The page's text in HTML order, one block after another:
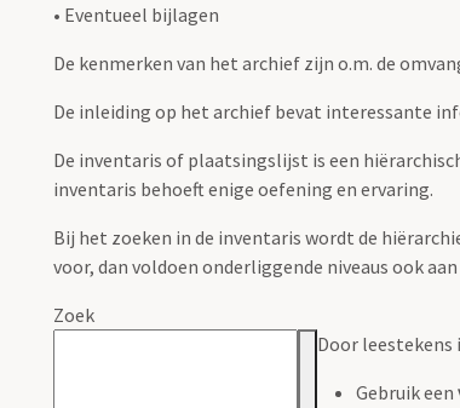
• Eventueel bijlagen
De kenmerken van het archief zijn o.m. de
De inleiding op het archief bevat interessante
De inventaris of plaatsingslijst is een
inventaris behoeft enige oefening en ervaring.
Bij het zoeken in de inventaris wordt de
voor, dan voldoen onderliggende niveaus ook
Zoek
Door
Gebruik een